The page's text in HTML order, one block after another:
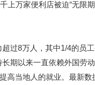
万家便利店被迫“无限期
过8万人，其中1/4的员
期以来一直依赖外国劳
高当地人的就业。最新